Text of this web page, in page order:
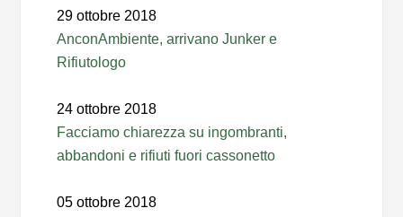
29 ottobre 2018
AnconAmbiente, arrivano Junker e
Rifiutologo
24 ottobre 2018
Facciamo chiarezza su ingombranti,
abbandoni e rifiuti fuori cassonetto
05 ottobre 2018